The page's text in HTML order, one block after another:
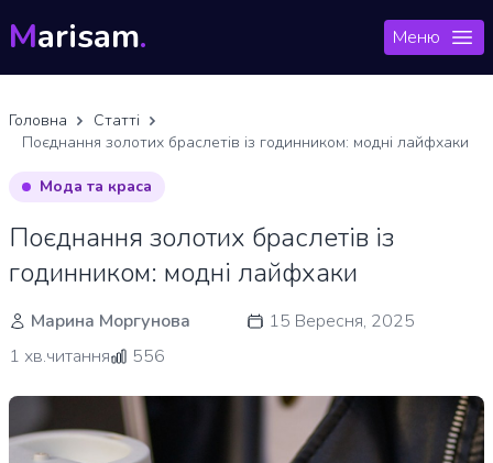
Marisam. Меню
Головна
Статті
Поєднання золотих браслетів із годинником: модні лайфхаки
Мода та краса
Поєднання золотих браслетів із
годинником: модні лайфхаки
Марина Моргунова
15 Вересня, 2025
1 хв.читання
556